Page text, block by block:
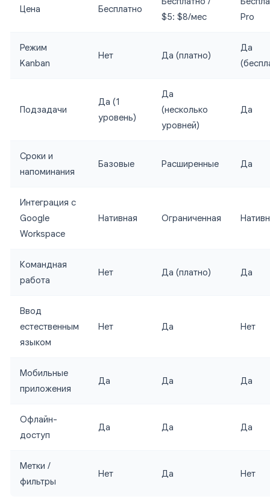
Цена Бесплатно
$5: $8/мес
Pro
Режим
Kanban
Нет Да (платно)
Да
Подзадачи
Да (1
уровень)
Да
(несколько
уровней)
Да
Сроки и
напоминания
Базовые Расширенные Да
Интеграция с
Google
Workspace
Нативная Ограниченная
Командная
работа
Нет Да (платно) Да
Ввод
естественным
языком
Нет Да Нет
Мобильные
приложения
Да Да Да
Офлайн-
доступ
Да Да Да
Метки /
фильтры
Нет Да Нет